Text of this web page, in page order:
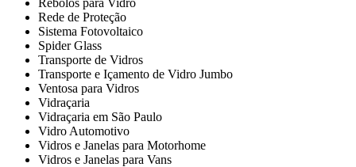
Rebolos para Vidro
Rede de Proteção
Sistema Fotovoltaico
Spider Glass
Transporte de Vidros
Transporte e Içamento de Vidro Jumbo
Ventosa para Vidros
Vidraçaria
Vidraçaria em São Paulo
Vidro Automotivo
Vidros e Janelas para Motorhome
Vidros e Janelas para Vans